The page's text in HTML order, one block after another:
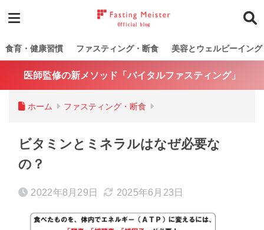
食育・健康習慣 ファスティング・断食 美容とウェルビーイング
医師監修の新メソッド「バイタルファスティング」
ホーム ファスティング・断食
ビタミンとミネラルはなぜ必要な
の？
2022年8月29日 2025年6月23日